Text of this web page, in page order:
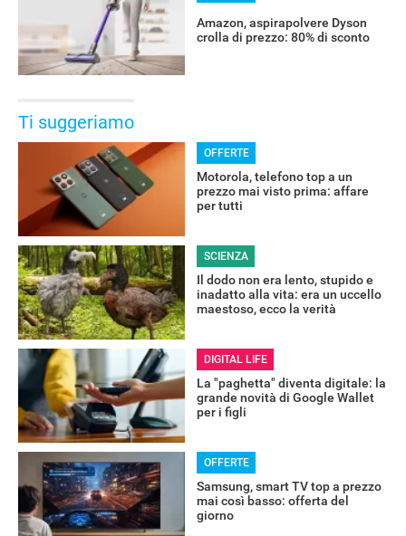
Amazon, aspirapolvere Dyson
crolla di prezzo: 80% di sconto
Ti suggeriamo
OFFERTE
Motorola, telefono top a un
prezzo mai visto prima: affare
per tutti
SCIENZA
Il dodo non era lento, stupido e
inadatto alla vita: era un uccello
maestoso, ecco la verità
DIGITAL LIFE
La "paghetta" diventa digitale: la
grande novità di Google Wallet
per i figli
OFFERTE
Samsung, smart TV top a prezzo
mai così basso: offerta del
giorno